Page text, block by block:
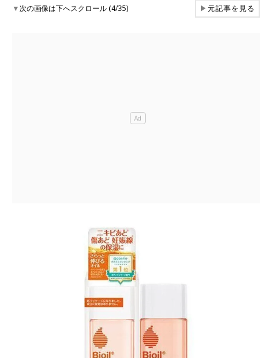
▼次の画像は下へスクロール (4/35) ▶元記事を見る